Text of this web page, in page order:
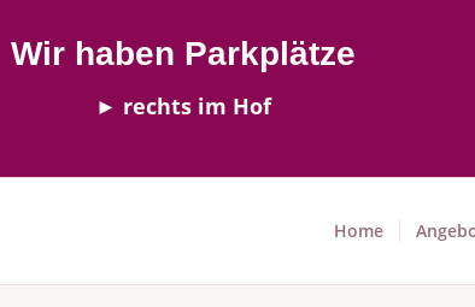
Wir haben Parkplätze
► rechts im Hof
Home